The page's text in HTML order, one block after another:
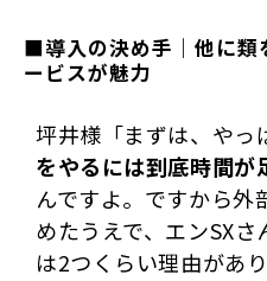
■導入の決め手｜他に類
ービスが魅力
坪井様「まずは、やっ
をやるには到底時間が
んですよ。ですから外
めたうえで、エンSX
は2つくらい理由があり